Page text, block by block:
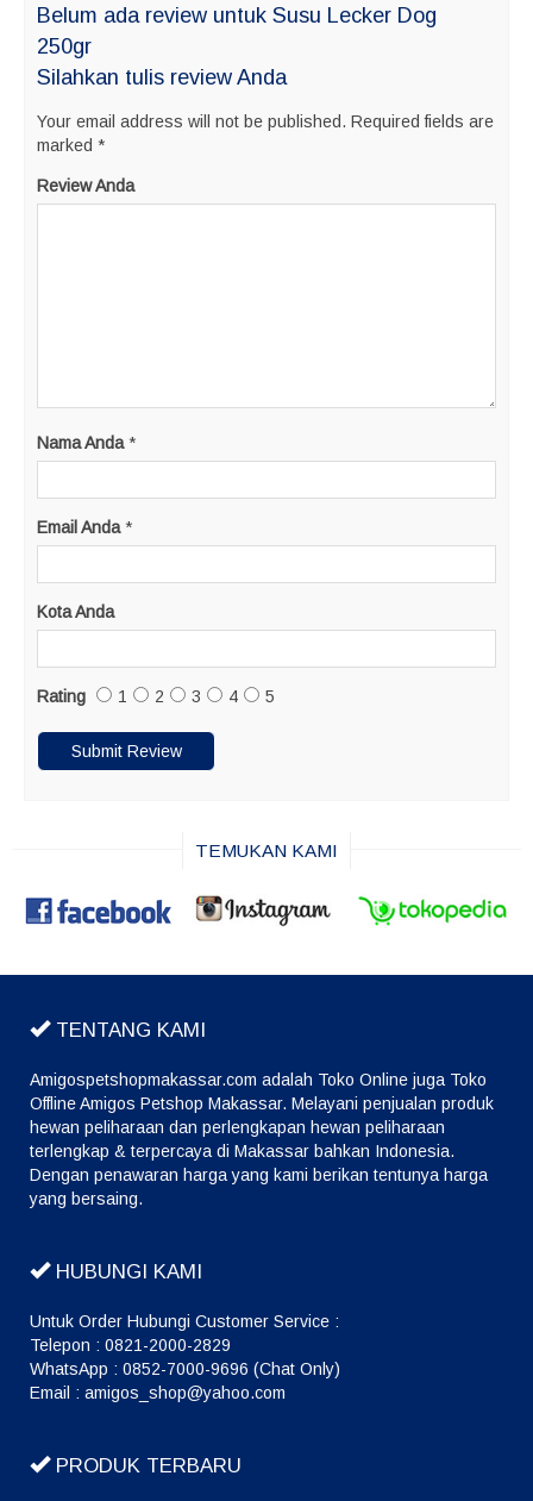
Belum ada review untuk Susu Lecker Dog
250gr
Silahkan tulis review Anda
Your email address will not be published. Required fields are
marked *
Review Anda
Nama Anda *
Email Anda *
Kota Anda
Rating 1 2 3 4 5
TEMUKAN KAMI
TENTANG KAMI
Amigospetshopmakassar.com adalah Toko Online juga Toko
Offline Amigos Petshop Makassar. Melayani penjualan produk
hewan peliharaan dan perlengkapan hewan peliharaan
terlengkap & terpercaya di Makassar bahkan Indonesia.
Dengan penawaran harga yang kami berikan tentunya harga
yang bersaing.
HUBUNGI KAMI
Untuk Order Hubungi Customer Service :
Telepon : 0821-2000-2829
WhatsApp : 0852-7000-9696 (Chat Only)
Email : amigos_shop@yahoo.com
PRODUK TERBARU